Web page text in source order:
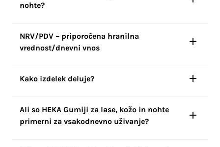
nohte?
NRV/PDV – priporočena hranilna
vrednost/dnevni vnos
Kako izdelek deluje?
Ali so HEKA Gumiji za lase, kožo in nohte
primerni za vsakodnevno uživanje?